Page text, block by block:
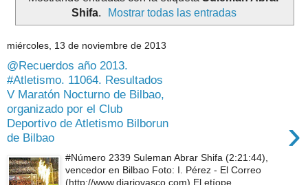
Shifa. Mostrar todas las entradas
miércoles, 13 de noviembre de 2013
@Recuerdos año 2013.
#Atletismo. 11064. Resultados
V Maratón Nocturno de Bilbao,
organizado por el Club
Deportivo de Atletismo Bilborun
de Bilbao
›
#Número 2339 Suleman Abrar Shifa (2:21:44),
vencedor en Bilbao Foto: I. Pérez - El Correo
(http://www.diariovasco.com) El etíope...